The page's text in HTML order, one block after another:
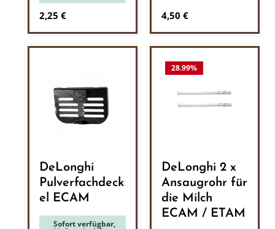
Regulärer Preis:
2,25 € Regulärer Preis:
4,50 €
DeLonghi
Pulverfachdeck
el ECAM
Sofort verfügbar,
28.99%
DeLonghi 2 x
Ansaugrohr für
die Milch
ECAM / ETAM